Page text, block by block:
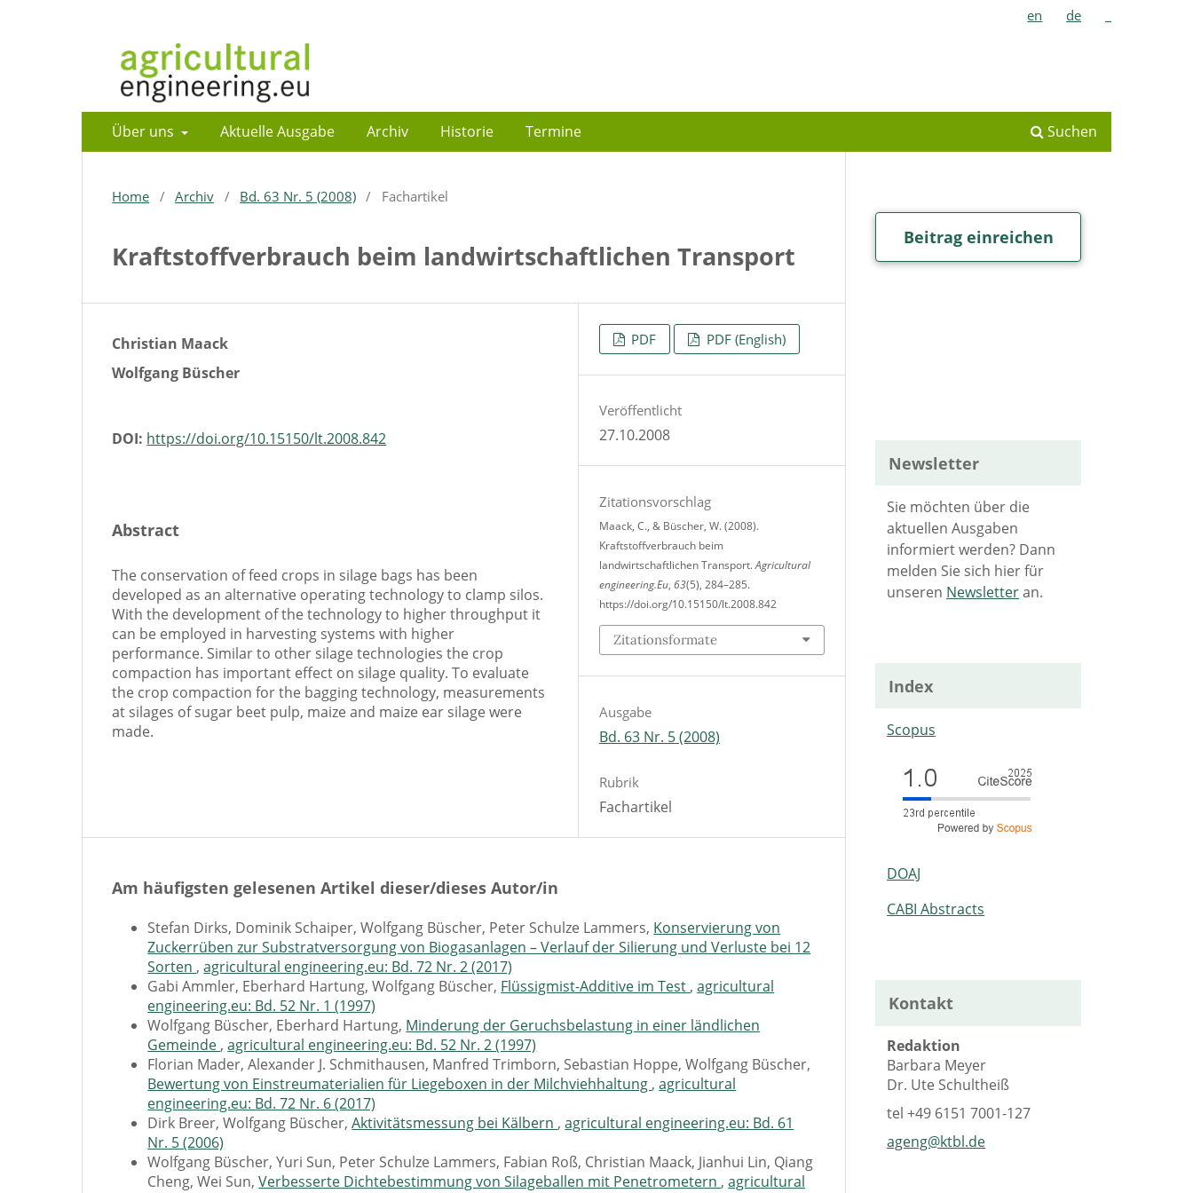
Über uns Aktuelle Ausgabe Archiv Historie Termine Suchen
en de
Home / Archiv / Bd. 63 Nr. 5 (2008) / Fachartikel
Kraftstoffverbrauch beim landwirtschaftlichen Transport
Christian Maack
Wolfgang Büscher
DOI: https://doi.org/10.15150/lt.2008.842
Abstract
The conservation of feed crops in silage bags has been
developed as an alternative operating technology to clamp silos.
With the development of the technology to higher throughput it
can be employed in harvesting systems with higher
performance. Similar to other silage technologies the crop
compaction has important effect on silage quality. To evaluate
the crop compaction for the bagging technology, measurements
at silages of sugar beet pulp, maize and maize ear silage were
made.
PDF PDF (English)
Veröffentlicht
27.10.2008
Zitationsvorschlag
Maack, C., & Büscher, W. (2008).
Kraftstoffverbrauch beim
landwirtschaftlichen Transport.Agricultural
engineering.Eu, 63(5), 284–285.
https://doi.org/10.15150/lt.2008.842
Zitationsformate
Ausgabe
Bd. 63 Nr. 5 (2008)
Rubrik
Fachartikel
Am häufigsten gelesenen Artikel dieser/dieses Autor/in
Stefan Dirks, Dominik Schaiper, Wolfgang Büscher, Peter Schulze Lammers, Konservierung von
Zuckerrüben zur Substratversorgung von Biogasanlagen – Verlauf der Silierung und Verluste bei 12
Sorten ,agricultural engineering.eu: Bd. 72 Nr. 2 (2017)
Gabi Ammler, Eberhard Hartung, Wolfgang Büscher, Flüssigmist-Additive im Test ,agricultural
engineering.eu: Bd. 52 Nr. 1 (1997)
Wolfgang Büscher, Eberhard Hartung, Minderung der Geruchsbelastung in einer ländlichen
Gemeinde ,agricultural engineering.eu: Bd. 52 Nr. 2 (1997)
Florian Mader, Alexander J. Schmithausen, Manfred Trimborn, Sebastian Hoppe, Wolfgang Büscher,
Bewertung von Einstreumaterialien für Liegeboxen in der Milchviehhaltung ,agricultural
engineering.eu: Bd. 72 Nr. 6 (2017)
Dirk Breer, Wolfgang Büscher,Aktivitätsmessung bei Kälbern ,agricultural engineering.eu: Bd. 61
Nr. 5 (2006)
Wolfgang Büscher, Yuri Sun, Peter Schulze Lammers, Fabian Roß, Christian Maack, Jianhui Lin, Qiang
Cheng, Wei Sun,Verbesserte Dichtebestimmung von Silageballen mit Penetrometern ,agricultural
Beitrag einreichen
Newsletter
Sie möchten über die
aktuellen Ausgaben
informiert werden? Dann
melden Sie sich hier für
unseren Newsletteran.
Index
Scopus
DOAJ
CABI Abstracts
Kontakt
Redaktion
Barbara Meyer
Dr. Ute Schultheiß
tel+49 6151 7001-127
ageng@ktbl.de